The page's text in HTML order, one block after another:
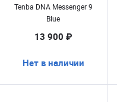
Tenba DNA Messenger 9
Blue
13 900 ₽
Нет в наличии